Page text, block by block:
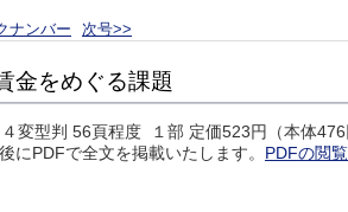
ナンバー 次号>>
金をめぐる課題
変型判 56頁程度 １部 定価523円（本体476
にPDFで全文を掲載いたします。 PDFの閲